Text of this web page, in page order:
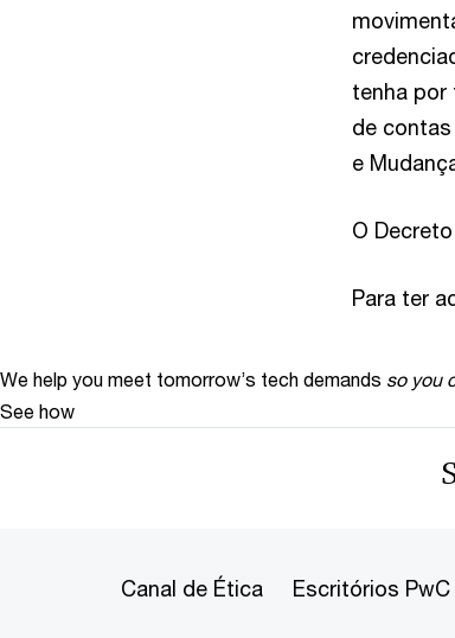
tenha por
de
e
O
Para ter
We help you meet tomorrow’s tech demands so you
See how
Canal de Ética Escritórios